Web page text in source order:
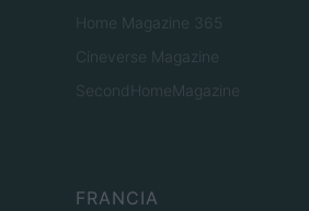
Home Magazine 365
Cineverse Magazine
SecondHomeMagazine
FRANCIA